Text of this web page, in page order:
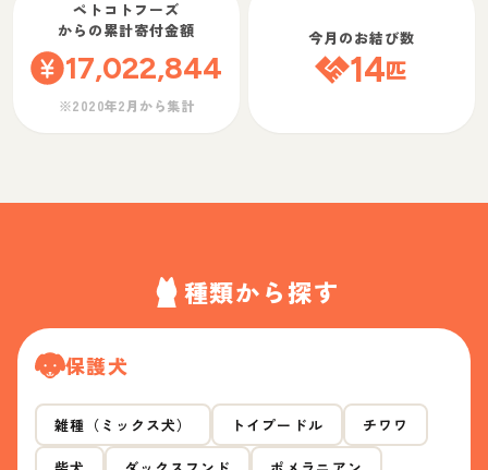
ペトコトフーズ
からの累計寄付金額
17,022,844
※2020年2月から集計
今月のお結び数
14匹
種類から探す
保護犬
雑種（ミックス犬） トイプードル チワワ